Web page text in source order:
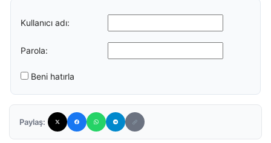
Kullanıcı adı:
Parola:
Beni hatırla
Paylaş: